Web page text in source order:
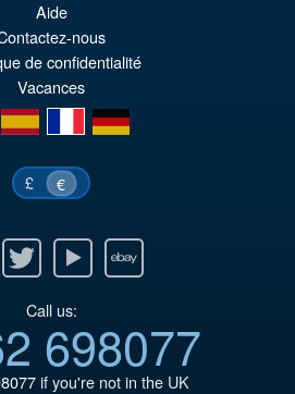
PRÉ COMMANDE
Aide
nous
de confidentialité
Vacances
fr de
£ €
Youtube Ebay
Call us:
698077
if you're not in the UK